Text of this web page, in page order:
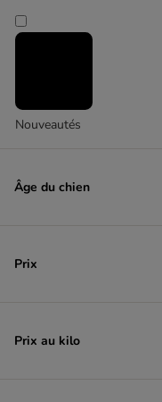
Très grand > 45 kg
Nouveautés
Âge du chien
Prix
Prix au kilo